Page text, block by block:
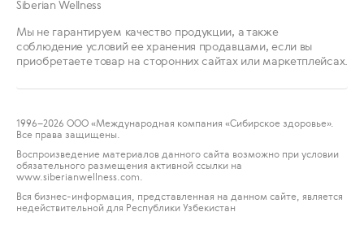
Siberian Wellness
Мы не гарантируем качество продукции, а также
соблюдение условий ее хранения продавцами, если вы
приобретаете товар на сторонних сайтах или маркетплейсах.
1996–2026 ООО «Международная компания «Сибирское здоровье».
Все права защищены.
Воспроизведение материалов данного сайта возможно при условии
обязательного размещения активной ссылки на
www.siberianwellness.com.
Вся бизнес-информация, представленная на данном сайте, является
недействительной для Республики Узбекистан